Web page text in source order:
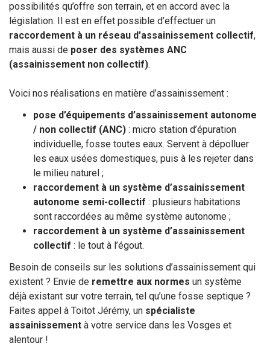
possibilités qu’offre son terrain, et en accord avec la
législation. Il est en effet possible d’effectuer un
raccordement à un réseau d’assainissement collectif,
mais aussi de poser des systèmes ANC
(assainissement non collectif).
Voici nos réalisations en matière d’assainissement :
pose d’équipements d’assainissement autonome
/ non collectif (ANC) : micro station d’épuration
individuelle, fosse toutes eaux. Servent à dépolluer
les eaux usées domestiques, puis à les rejeter dans
le milieu naturel ;
raccordement à un système d’assainissement
autonome semi-collectif : plusieurs habitations
sont raccordées au même système autonome ;
raccordement à un système d’assainissement
collectif : le tout à l’égout.
Besoin de conseils sur les solutions d’assainissement qui
existent ? Envie de remettre aux normes un système
déjà existant sur votre terrain, tel qu’une fosse septique ?
Faites appel à Toitot Jérémy, un spécialiste
assainissement à votre service dans les Vosges et
alentour !